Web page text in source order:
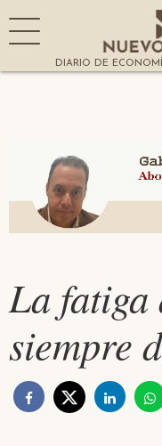
DIARIO DE
La fatiga
siempre